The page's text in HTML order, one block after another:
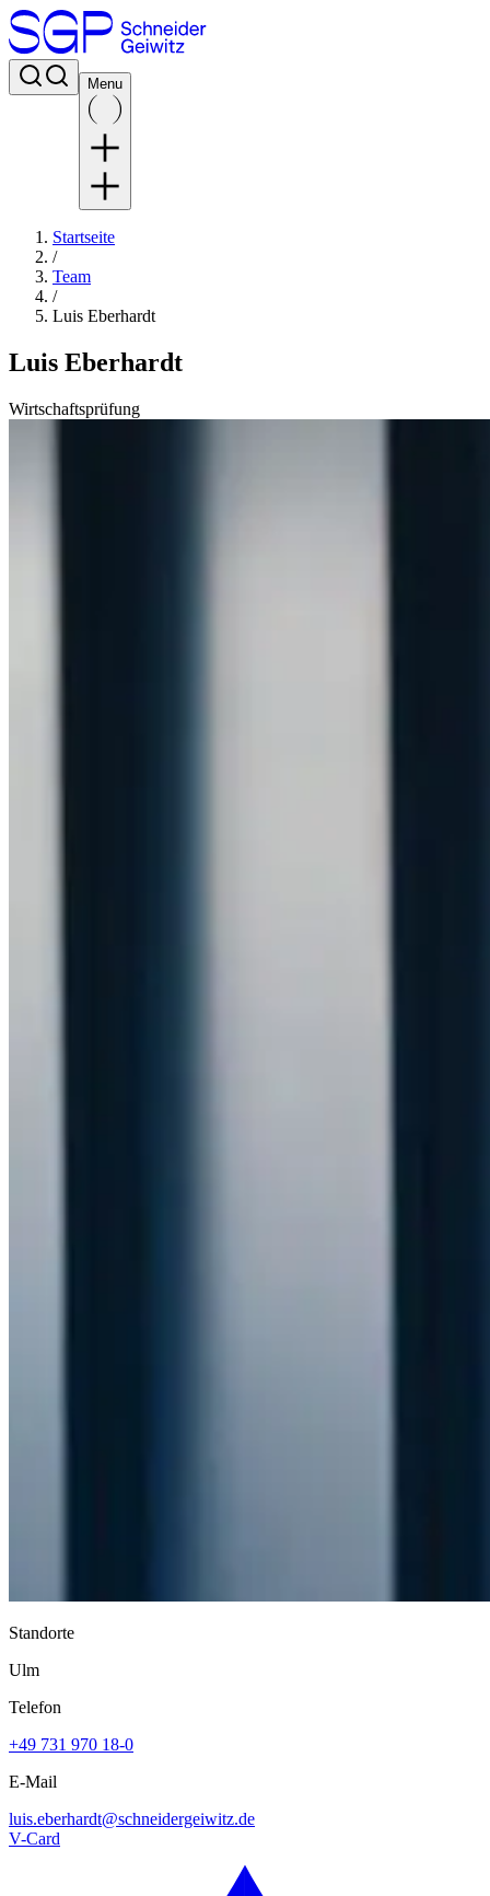
Menu
Startseite
/
Team
/
Luis Eberhardt
Luis Eberhardt
Wirtschaftsprüfung
Standorte
Ulm
Telefon
+49 731 970 18-0
E-Mail
luis.eberhardt@schneidergeiwitz.de
V-Card